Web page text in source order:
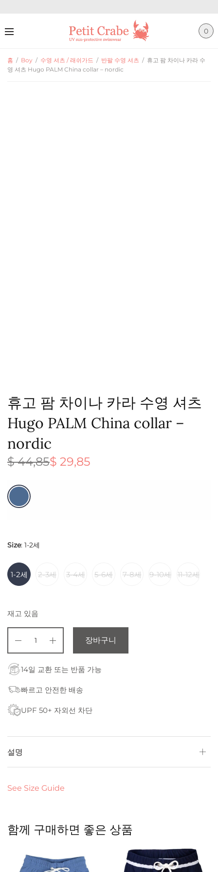
0
홈 / Boy / 수영 셔츠 / 래쉬가드 / 반팔 수영 셔츠 / 휴고 팜 차이나 카라 수
영 셔츠 Hugo PALM China collar – nordic
휴고 팜 차이나 카라 수영 셔츠
Hugo PALM China collar –
nordic
$44,85
원래 가
격:
$ 29,85
현재 가
격:
Size: 1-2세
1-2세 2-3세 3-4세 5-6세 7-8세 9-10세 11-12세
재고 있음
장바구니
14일 교환 또는 반품 가능
빠르고 안전한 배송
UPF 50+ 자외선 차단
설명
See Size Guide
함께 구매하면 좋은 상품